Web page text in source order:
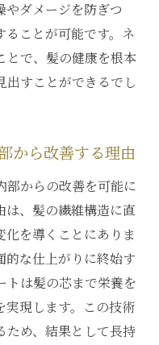
やダメージを防ぎつ
ことが可能です。ネ
とで、髪の健康を根本
出すことができるでし
から改善する理由
部からの改善を可能に
は、髪の繊維構造に直
を導くことにありま
的な仕上がりに終始す
トは髪の芯まで栄養を
実現します。この技術
ため、結果として長持